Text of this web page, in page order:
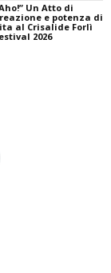
Un Atto di
e potenza di
al Crisalide Forlì
2026